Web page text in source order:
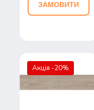
ЗАМОВИТИ
Акція -20%